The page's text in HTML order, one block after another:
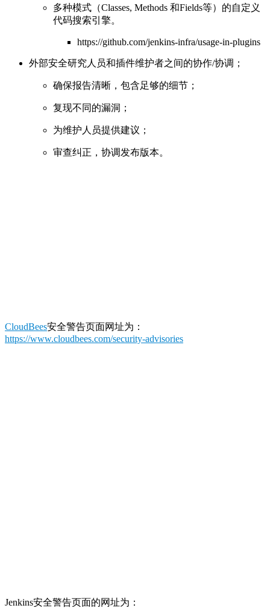
多种模式（Classes, Methods 和Fields等）的自定义
代码搜索引擎。
https://github.com/jenkins-infra/usage-in-plugins
外部安全研究人员和插件维护者之间的协作/协调；
确保报告清晰，包含足够的细节；
复现不同的漏洞；
为维护人员提供建议；
审查纠正，协调发布版本。
CloudBees安全警告页面网址为：
https://www.cloudbees.com/security-advisories
Jenkins安全警告页面的网址为：